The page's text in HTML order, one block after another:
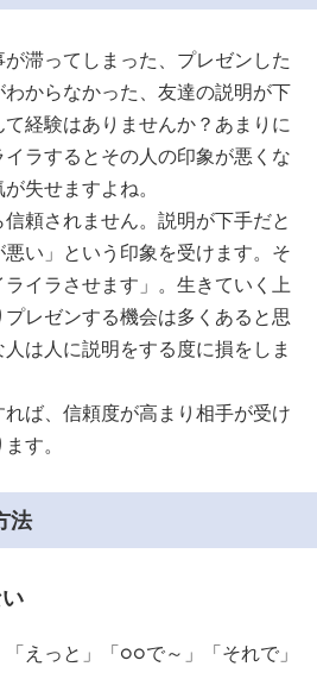
が滞ってしまった、プレゼンした
からなかった、友達の説明が下
経験はありませんか？あまりに
ラするとその人の印象が悪くな
失せますよね。
頼されません。説明が下手だと
い」という印象を受けます。そ
イラさせます」。生きていく上
レゼンする機会は多くあると思
は人に説明をする度に損をしま
ば、信頼度が高まり相手が受け
す。
法
えっと」「○○で～」「それで」